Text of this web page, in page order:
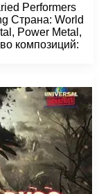
Performers
Страна: World
Power Metal,
композиций: